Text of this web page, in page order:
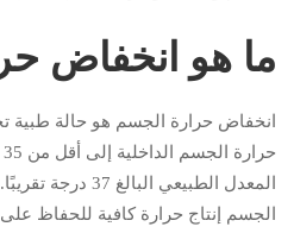
ما هو انخفاض
انخفاض حرارة الجسم هو حالة طبية
المعدل الطبيعي
الجسم إنتاج حرارة كافية للحفاظ